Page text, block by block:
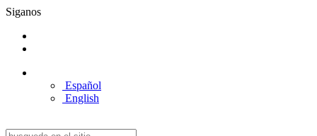
Siganos
Español
English